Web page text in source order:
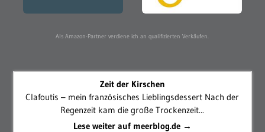
Als Amazon-Partner verdiene ich an qualifizierten Verkäufen.
Zeit der Kirschen
Clafoutis – mein französisches Lieblingsdessert Nach der
Regenzeit kam die große Trockenzeit...
Lese weiter auf meerblog.de →